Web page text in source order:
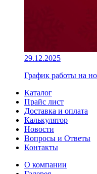
29.12.2025
График работы на
Каталог
Прайс лист
Доставка и оплата
Калькулятор
Новости
Вопросы и Ответы
Контакты
О компании